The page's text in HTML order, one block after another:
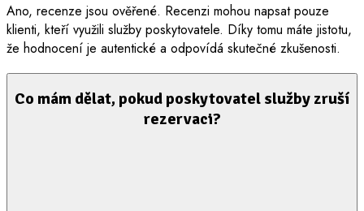
Ano, recenze jsou ověřené. Recenzi mohou napsat pouze
klienti, kteří využili služby poskytovatele. Díky tomu máte jistotu,
že hodnocení je autentické a odpovídá skutečné zkušenosti.
Co mám dělat, pokud poskytovatel služby zruší
rezervaci?